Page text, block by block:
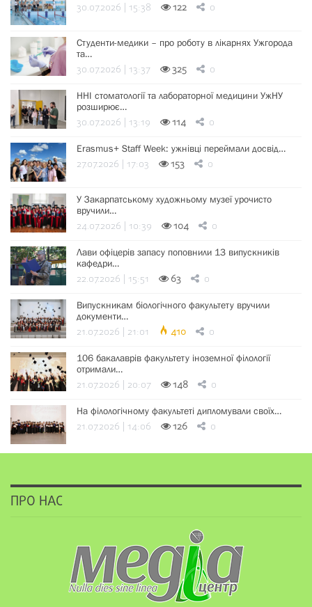
30.07.2026 | 15:38 122 0
Студенти-медики – про роботу в лікарнях Ужгорода
та…
30.07.2026 | 13:37 325 0
ННІ стоматології та лабораторної медицини УжНУ
розширює…
30.07.2026 | 13:19 114 0
Erasmus+ Staff Week: ужнівці переймали досвід…
27.07.2026 | 17:03 153 0
У Закарпатському художньому музеї урочисто
вручили…
24.07.2026 | 10:39 104 0
Лави офіцерів запасу поповнили 13 випускників
кафедри…
22.07.2026 | 15:51 63 0
Випускникам біологічного факультету вручили
документи…
21.07.2026 | 21:01 410 0
106 бакалаврів факультету іноземної філології
отримали…
21.07.2026 | 20:07 148 0
На філологічному факультеті дипломували своїх…
21.07.2026 | 14:06 126 0
ПРО НАС